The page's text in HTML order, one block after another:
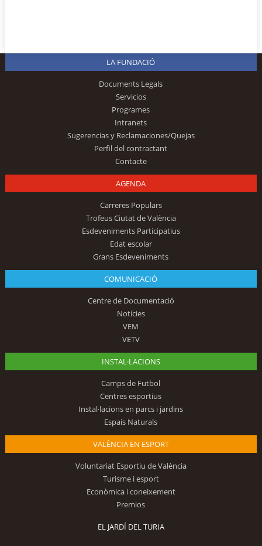
LA FUNDACIÓ
Documents Legals
Servicios
Programes
Intranets
Sugerencias y Reclamaciones/Quejas
Perfil del contractant
Contacte
AGENDA
Carreres Populars
Trofeus Ciutat de València
Esdeveniments Participatius
Edat escolar
Grans Esdeveniments
COMUNICACIÓ
Centre de Documentació
Notícies
VEM
VETV
INSTAL·LACIONS
Camps de Futbol
Centres esportius
Instal·lacions en parcs i jardins
Espais Naturals
VALÈNCIA EN ESPORT
Voluntariat Esportiu de València
Turisme i esport
Econòmica i coneixement
Premios
EL JARDÍ DEL TURIA